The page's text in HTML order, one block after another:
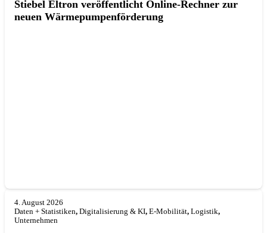
Stiebel Eltron veröffentlicht Online-Rechner zur
neuen Wärmepumpenförderung
4. August 2026
Daten + Statistiken, Digitalisierung & KI, E-Mobilität, Logistik,
Unternehmen